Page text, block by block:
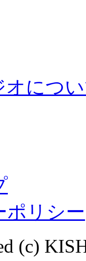
オにつ
ポリシー
(c)